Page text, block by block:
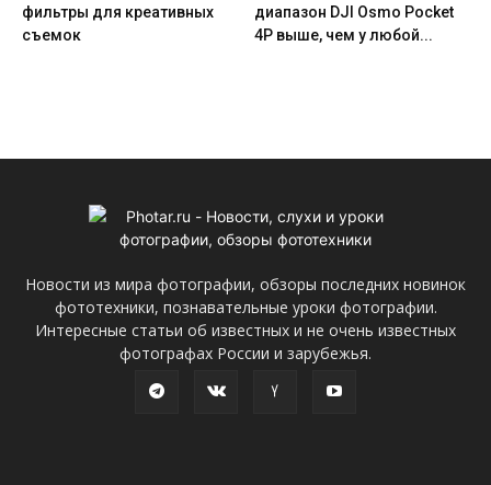
фильтры для креативных
съемок
диапазон DJI Osmo Pocket
4P выше, чем у любой...
Новости из мира фотографии, обзоры последних новинок
фототехники, познавательные уроки фотографии.
Интересные статьи об известных и не очень известных
фотографах России и зарубежья.